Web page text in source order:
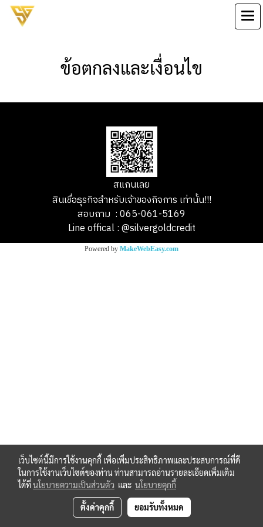
ข้อตกลงและเงื่อนไข
สแกนเลย
สินเชื่อธุรกิจสำหรับเจ้าของกิจการ เท่านั้น!!!
สอบถาม : 065-061-5169
Line offical : @silvergoldcredit
Powered by MakeWebEasy.com
เว็บไซต์นี้มีการใช้งานคุกกี้ เพื่อเพิ่มประสิทธิภาพและประสบการณ์ที่ดี
ในการใช้งานเว็บไซต์ของท่าน ท่านสามารถอ่านรายละเอียดเพิ่มเติม
ได้ที่นโยบายความเป็นส่วนตัว และ นโยบายคุกกี้
ตั้งค่าคุกกี้ ยอมรับทั้งหมด